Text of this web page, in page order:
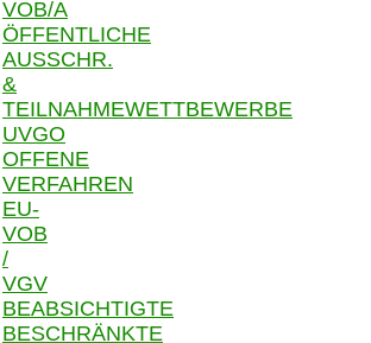
VOB/A
ÖFFENTLICHE
AUSSCHR.
&
TEILNAHMEWETTBEWERBE
UVGO
OFFENE
VERFAHREN
EU-
VOB
/
VGV
BEABSICHTIGTE
BESCHRÄNKTE